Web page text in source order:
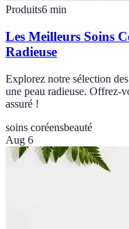
Produits6 min
Les Meilleurs Soins
Radieuse
Explorez notre sélection
une peau radieuse. Offrez-
assuré !
soins coréensbeauté
Aug 6